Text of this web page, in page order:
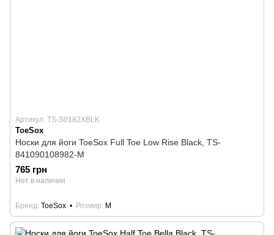
Артикул: TS-S0182XBLK
ToeSox
Носки для йоги ToeSox Full Toe Low Rise Black, TS-
841090108982-M
765 грн
Нет в наличии
Бренд ToeSox Розмир M